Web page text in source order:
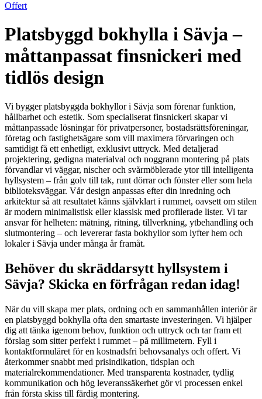
Offert
Platsbyggd bokhylla i Sävja –
måttanpassat finsnickeri med
tidlös design
Vi bygger platsbyggda bokhyllor i Sävja som förenar funktion,
hållbarhet och estetik. Som specialiserat finsnickeri skapar vi
måttanpassade lösningar för privatpersoner, bostadsrättsföreningar,
företag och fastighetsägare som vill maximera förvaringen och
samtidigt få ett enhetligt, exklusivt uttryck. Med detaljerad
projektering, gedigna materialval och noggrann montering på plats
förvandlar vi väggar, nischer och svårmöblerade ytor till intelligenta
hyllsystem – från golv till tak, runt dörrar och fönster eller som hela
biblioteksväggar. Vår design anpassas efter din inredning och
arkitektur så att resultatet känns självklart i rummet, oavsett om stilen
är modern minimalistisk eller klassisk med profilerade lister. Vi tar
ansvar för helheten: mätning, ritning, tillverkning, ytbehandling och
slutmontering – och levererar fasta bokhyllor som lyfter hem och
lokaler i Sävja under många år framåt.
Behöver du skräddarsytt hyllsystem i
Sävja? Skicka en förfrågan redan idag!
När du vill skapa mer plats, ordning och en sammanhållen interiör är
en platsbyggd bokhylla ofta den smartaste investeringen. Vi hjälper
dig att tänka igenom behov, funktion och uttryck och tar fram ett
förslag som sitter perfekt i rummet – på millimetern. Fyll i
kontaktformuläret för en kostnadsfri behovsanalys och offert. Vi
återkommer snabbt med prisindikation, tidsplan och
materialrekommendationer. Med transparenta kostnader, tydlig
kommunikation och hög leveranssäkerhet gör vi processen enkel
från första skiss till färdig montering.